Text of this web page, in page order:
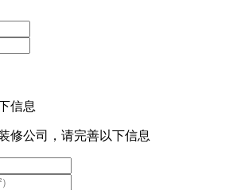
信息
修公司，请完善以下信息